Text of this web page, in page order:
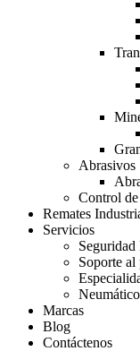
Abrasivos
Control
Remates
Servicios
Seguridad
Soporte
Marcas
Blog
Contáctenos